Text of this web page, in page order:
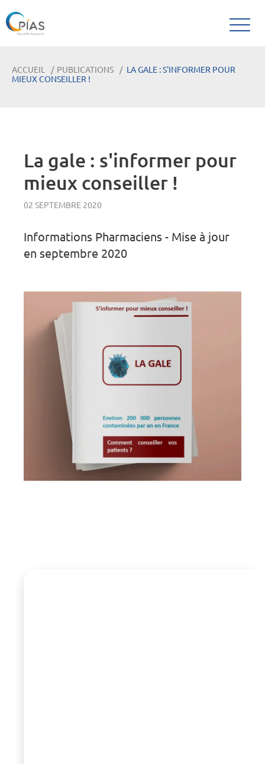
ACCUEIL PUBLICATIONS
LA GALE : S'INFORMER POUR
MIEUX CONSEILLER !
La gale : s'informer pour
mieux conseiller !
02 SEPTEMBRE 2020
Informations Pharmaciens - Mise à jour
en septembre 2020